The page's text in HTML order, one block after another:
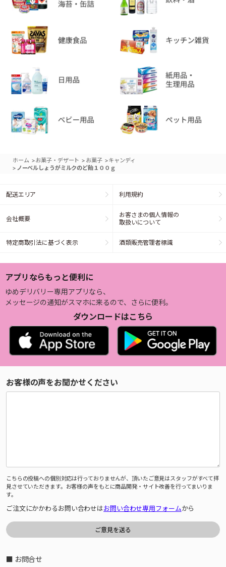
ホーム >お菓子・デザート > お菓子 >キャンディ
> ノーベルしょうがミルクのど飴１００ｇ
配送エリア 利用規約
会社概要
お客さまの個人情報の
取扱いについて
特定商取引法に基づく表示 酒類販売管理者標識
アプリならもっと便利に
ゆめデリバリー専用アプリなら、
メッセージの通知がスマホに来るので、さらに便利。
ダウンロードはこちら
お客様の声をお聞かせください
こちらの投稿への個別対応は行っておりませんが、頂いたご意見はスタッフがすべて拝
見させていただきます。お客様の声をもとに商品開発・サイト改善を行ってまいりま
す。
ご注文にかかわるお問い合わせはお問い合わせ専用フォームから
■ お問合せ